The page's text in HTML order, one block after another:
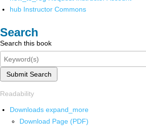
hub Instructor Commons
Search
Search this book
Submit Search
Readability
Downloads expand_more
Download Page (PDF)